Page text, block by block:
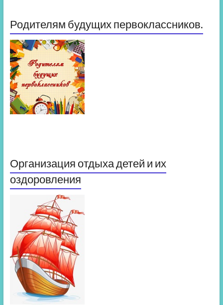
Родителям будущих первоклассников.
Организация отдыха детей и их
оздоровления